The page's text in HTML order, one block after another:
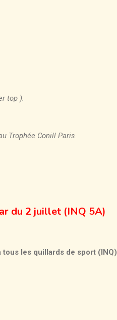
top ).
Trophée Conill Paris.
du 2 juillet (INQ 5A)
tous les quillards de sport (INQ)